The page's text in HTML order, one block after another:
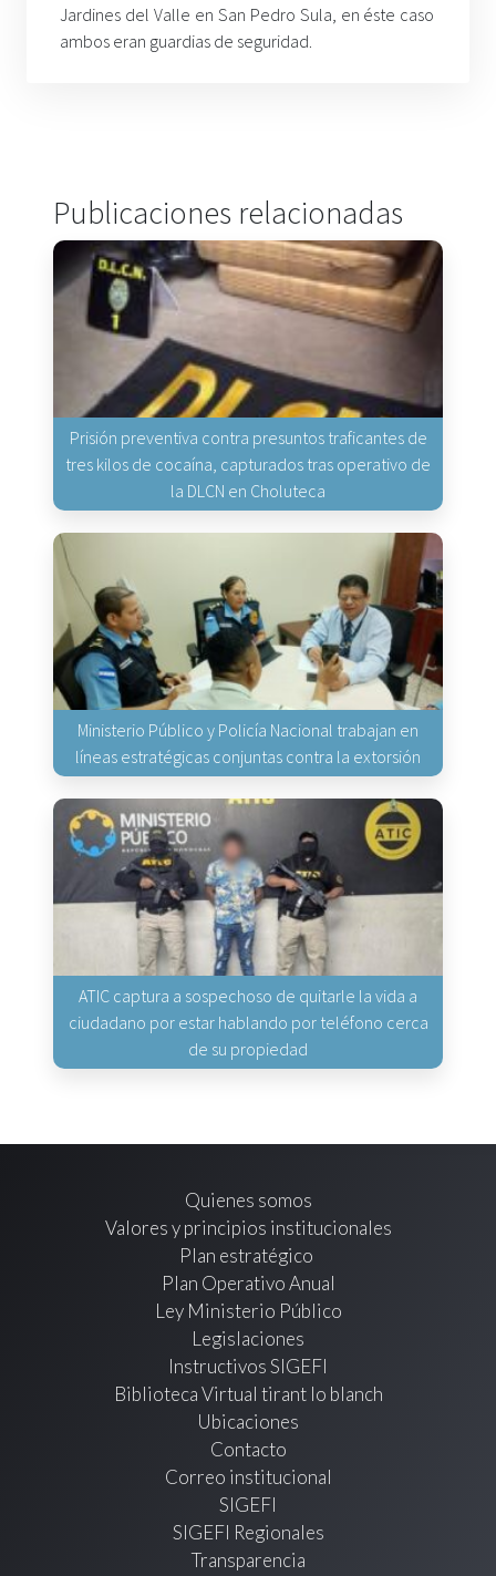
Jardines del Valle en San Pedro Sula, en éste caso
ambos eran guardias de seguridad.
Publicaciones relacionadas
Prisión preventiva contra presuntos traficantes de
tres kilos de cocaína, capturados tras operativo de
la DLCN en Choluteca
Ministerio Público y Policía Nacional trabajan en
líneas estratégicas conjuntas contra la extorsión
ATIC captura a sospechoso de quitarle la vida a
ciudadano por estar hablando por teléfono cerca
de su propiedad
Quienes somos
Valores y principios institucionales
Plan estratégico
Plan Operativo Anual
Ley Ministerio Público
Legislaciones
Instructivos SIGEFI
Biblioteca Virtual tirant lo blanch
Ubicaciones
Contacto
Correo institucional
SIGEFI
SIGEFI Regionales
Transparencia